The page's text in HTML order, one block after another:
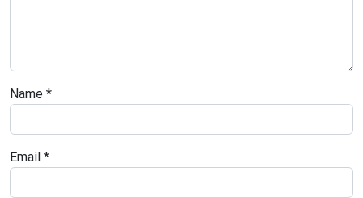
Name *
Email *